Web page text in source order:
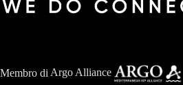
Membro di Argo Alliance